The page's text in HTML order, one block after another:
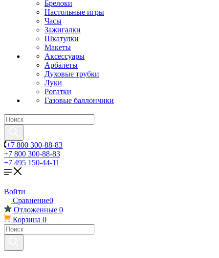
Брелоки
Настольные игры
Часы
Зажигалки
Шкатулки
Макеты
Аксессуары
Арбалеты
Духовые трубки
Луки
Рогатки
Газовые баллончики
+7 800 300-88-83
+7 800 300-88-83
+7 495 150-44-11
Войти
Сравнение0
Отложенные 0
Корзина 0